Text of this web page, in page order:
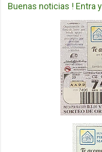
Buenas noticias ! Entra